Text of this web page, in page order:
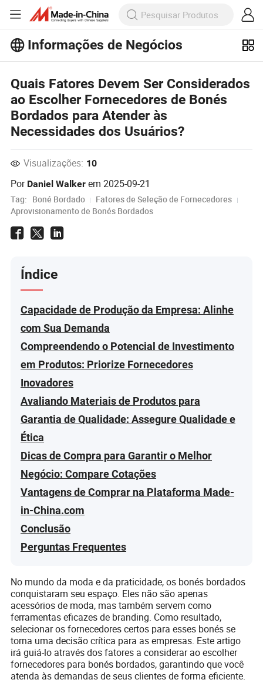
Informações de Negócios
Informações de Negócios!
Veja Mais
Quais Fatores Devem Ser Considerados
ao Escolher Fornecedores de Bonés
Bordados para Atender às
Necessidades dos Usuários?
Visualizações: 10
Por Daniel Walker em2025-09-21
Tag: Boné Bordado
Fatores de Seleção de Fornecedores
Aprovisionamento de Bonés Bordados
Índice
Capacidade de Produção da Empresa: Alinhe
com Sua Demanda
Compreendendo o Potencial de Investimento
em Produtos: Priorize Fornecedores
Inovadores
Avaliando Materiais de Produtos para
Garantia de Qualidade: Assegure Qualidade e
Ética
Dicas de Compra para Garantir o Melhor
Negócio: Compare Cotações
Vantagens de Comprar na Plataforma Made-
in-China.com
Conclusão
Perguntas Frequentes
No mundo da moda e da praticidade, os bonés bordados
conquistaram seu espaço. Eles não são apenas
acessórios de moda, mas também servem como
ferramentas eficazes de branding. Como resultado,
selecionar os fornecedores certos para esses bonés se
torna uma decisão crítica para as empresas. Este artigo
irá guiá-lo através dos fatores a considerar ao escolher
fornecedores para bonés bordados, garantindo que você
atenda às demandas de seus clientes de forma eficiente.